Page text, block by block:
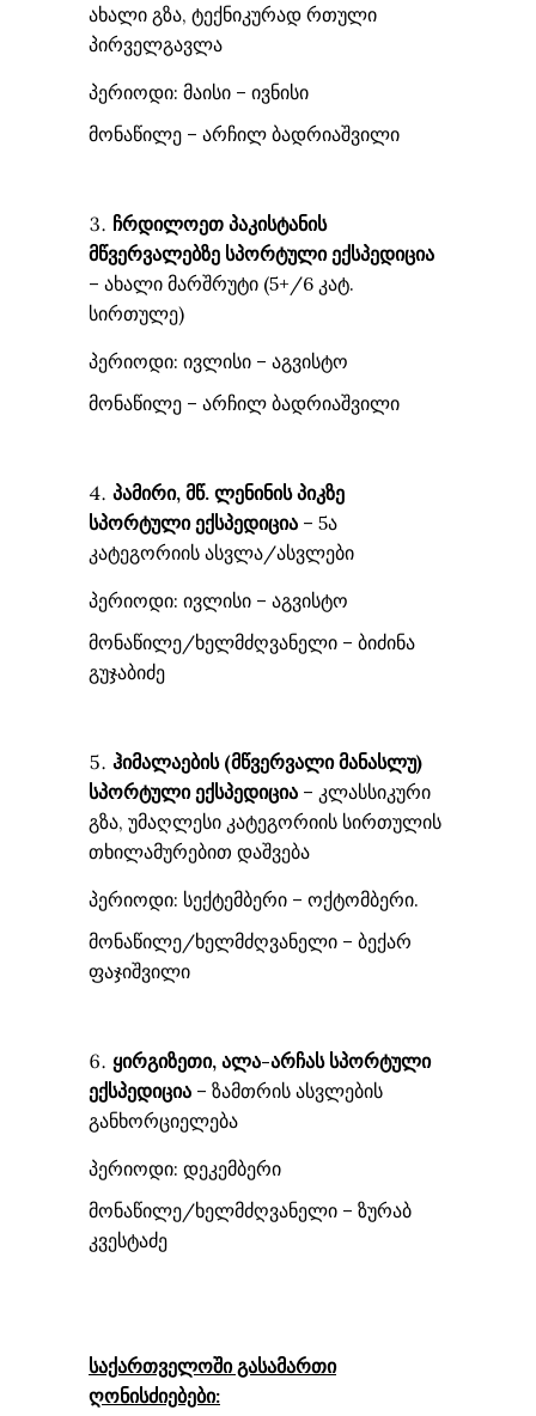
ახალი გზა, ტექნიკურად რთული
პირველგავლა
პერიოდი: მაისი – ივნისი
მონაწილე – არჩილ ბადრიაშვილი
ჩრდილოეთ პაკისტანის
მწვერვალებზე სპორტული ექსპედიცია
– ახალი მარშრუტი (5+/6 კატ.
სირთულე)
პერიოდი: ივლისი – აგვისტო
მონაწილე – არჩილ ბადრიაშვილი
პამირი, მწ. ლენინის პიკზე
სპორტული ექსპედიცია – 5ა
კატეგორიის ასვლა/ასვლები
პერიოდი: ივლისი – აგვისტო
მონაწილე/ხელმძღვანელი – ბიძინა
გუჯაბიძე
ჰიმალაების (მწვერვალი მანასლუ)
სპორტული ექსპედიცია – კლასსიკური
გზა, უმაღლესი კატეგორიის სირთულის
თხილამურებით დაშვება
პერიოდი: სექტემბერი – ოქტომბერი.
მონაწილე/ხელმძღვანელი – ბექარ
ფაჯიშვილი
ყირგიზეთი, ალა-არჩას სპორტული
ექსპედიცია – ზამთრის ასვლების
განხორციელება
პერიოდი: დეკემბერი
მონაწილე/ხელმძღვანელი – ზურაბ
კვესტაძე
საქართველოში გასამართი
ღონისძიებები: